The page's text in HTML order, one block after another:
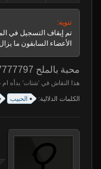
تنويه:
تم إيقاف التسجيل في
الأعضاء السابقون ما
محبة بالملح 004917637777797
هذا النقاش في 'شتات' بدأه
الكلمات الدلالية: الحبيب